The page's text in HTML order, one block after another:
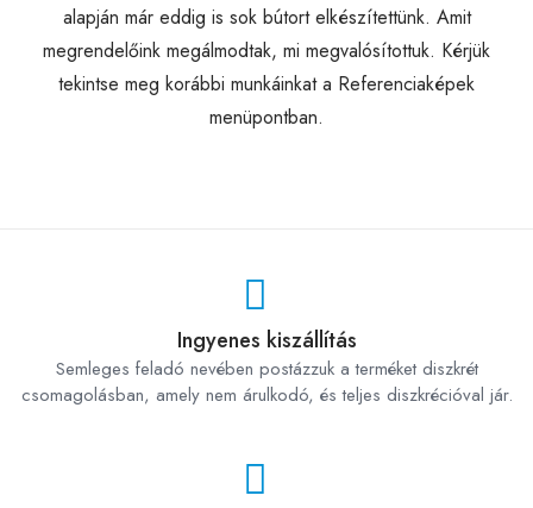
alapján már eddig is sok bútort elkészítettünk. Amit
megrendelőink megálmodtak, mi megvalósítottuk. Kérjük
tekintse meg korábbi munkáinkat a Referenciaképek
menüpontban.
Ingyenes kiszállítás
Semleges feladó nevében postázzuk a terméket diszkrét
csomagolásban, amely nem árulkodó, és teljes diszkrécióval jár.